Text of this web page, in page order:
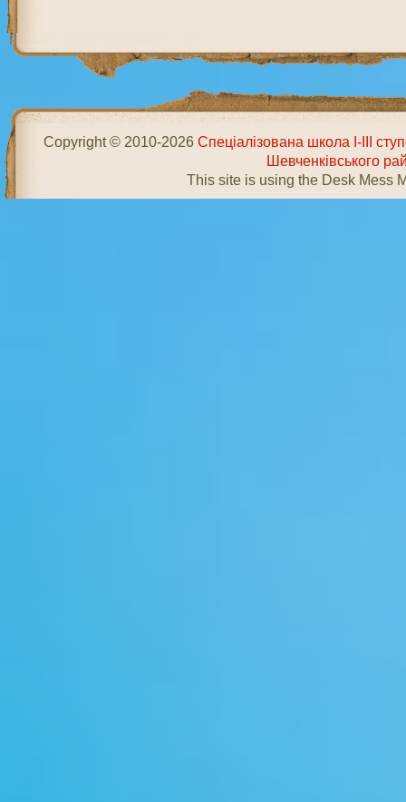
Copyright © 2010-2026Спеціалізована школа І-ІІІ
Шевченківського
This site is using the Desk Mess